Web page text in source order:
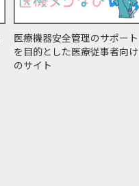
医療機器安全管理のサポート
を目的とした医療従事者向け
のサイト